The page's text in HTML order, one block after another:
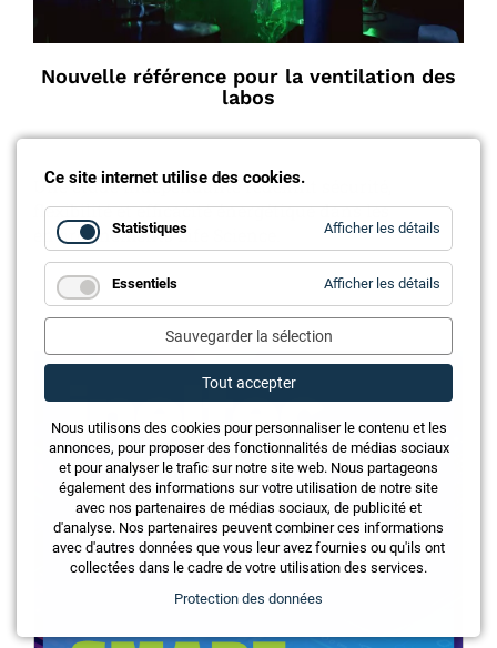
Nouvelle référence pour la ventilation des
labos
Une étude indépendante redéfinit sécurité,
flexibilité et efficacité énergétique dans les
environnements Life Science.
Annonce
Ce site internet utilise des cookies.
Statistiques Afficher les détails
Essentiels Afficher les détails
Sauvegarder la sélection
Tout accepter
Nous utilisons des cookies pour personnaliser le contenu et les
annonces, pour proposer des fonctionnalités de médias sociaux
et pour analyser le trafic sur notre site web. Nous partageons
également des informations sur votre utilisation de notre site
avec nos partenaires de médias sociaux, de publicité et
d'analyse. Nos partenaires peuvent combiner ces informations
avec d'autres données que vous leur avez fournies ou qu'ils ont
collectées dans le cadre de votre utilisation des services.
Protection des données